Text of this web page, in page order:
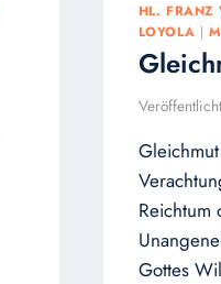
HL. FRANZ
LOYOLA |
Gottes